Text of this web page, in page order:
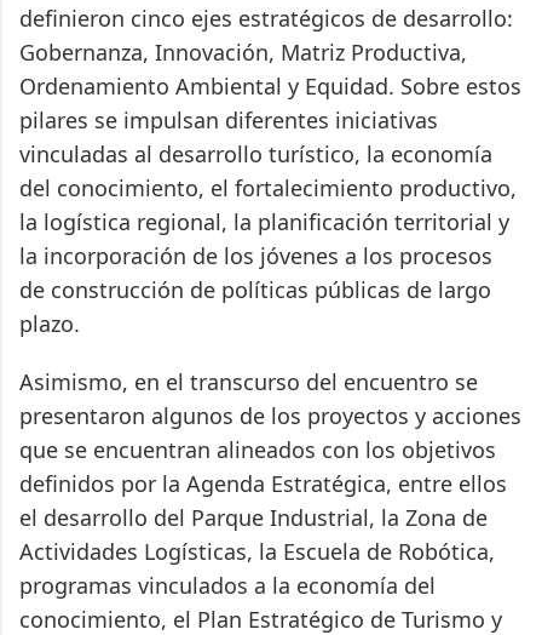
definieron cinco ejes estratégicos de desarrollo:
Gobernanza, Innovación, Matriz Productiva,
Ordenamiento Ambiental y Equidad. Sobre estos
pilares se impulsan diferentes iniciativas
vinculadas al desarrollo turístico, la economía
del conocimiento, el fortalecimiento productivo,
la logística regional, la planificación territorial y
la incorporación de los jóvenes a los procesos
de construcción de políticas públicas de largo
plazo.
Asimismo, en el transcurso del encuentro se
presentaron algunos de los proyectos y acciones
que se encuentran alineados con los objetivos
definidos por la Agenda Estratégica, entre ellos
el desarrollo del Parque Industrial, la Zona de
Actividades Logísticas, la Escuela de Robótica,
programas vinculados a la economía del
conocimiento, el Plan Estratégico de Turismo y